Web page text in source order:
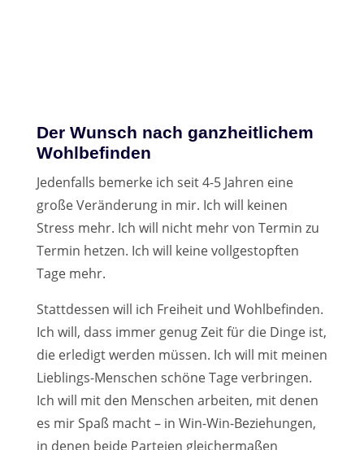
Der Wunsch nach ganzheitlichem
Wohlbefinden
Jedenfalls bemerke ich seit 4-5 Jahren eine
große Veränderung in mir. Ich will keinen
Stress mehr. Ich will nicht mehr von Termin zu
Termin hetzen. Ich will keine vollgestopften
Tage mehr.
Stattdessen will ich Freiheit und Wohlbefinden.
Ich will, dass immer genug Zeit für die Dinge ist,
die erledigt werden müssen. Ich will mit meinen
Lieblings-Menschen schöne Tage verbringen.
Ich will mit den Menschen arbeiten, mit denen
es mir Spaß macht – in Win-Win-Beziehungen,
in denen beide Parteien gleichermaßen